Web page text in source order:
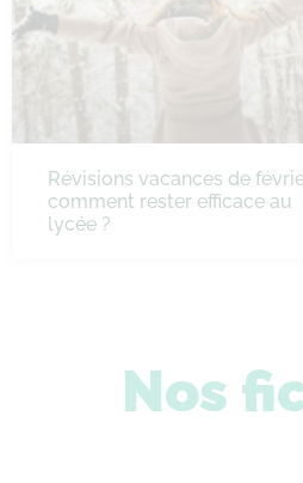
Révisions vacances de
comment rester efficace au
lycée ?
Nos